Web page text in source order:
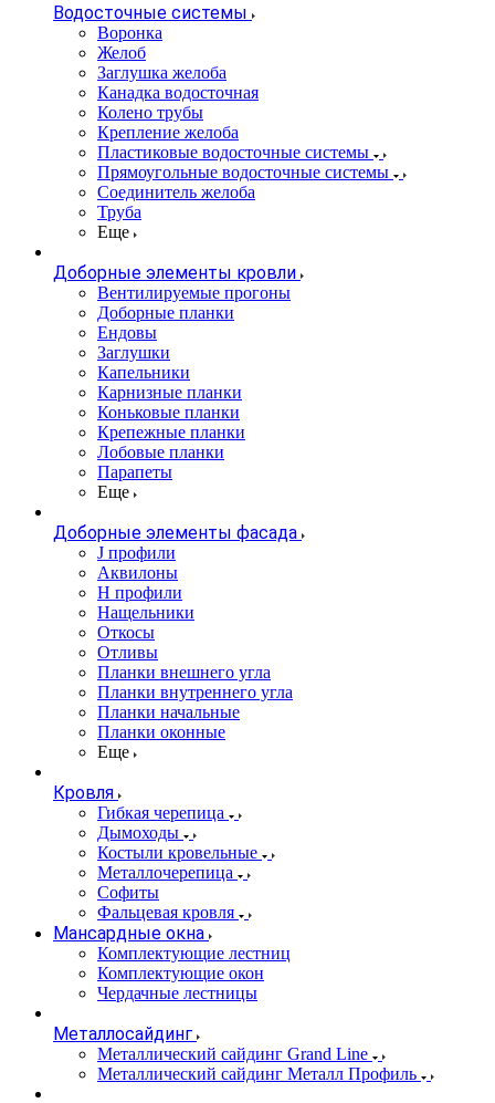
Водосточные системы
Воронка
Желоб
Заглушка желоба
Канадка водосточная
Колено трубы
Крепление желоба
Пластиковые водосточные системы
Прямоугольные водосточные системы
Соединитель желоба
Труба
Еще
Доборные элементы кровли
Вентилируемые прогоны
Доборные планки
Ендовы
Заглушки
Капельники
Карнизные планки
Коньковые планки
Крепежные планки
Лобовые планки
Парапеты
Еще
Доборные элементы фасада
J профили
Аквилоны
Н профили
Нащельники
Откосы
Отливы
Планки внешнего угла
Планки внутреннего угла
Планки начальные
Планки оконные
Еще
Кровля
Гибкая черепица
Дымоходы
Костыли кровельные
Металлочерепица
Софиты
Фальцевая кровля
Мансардные окна
Комплектующие лестниц
Комплектующие окон
Чердачные лестницы
Металлосайдинг
Металлический сайдинг Grand Line
Металлический сайдинг Металл Профиль